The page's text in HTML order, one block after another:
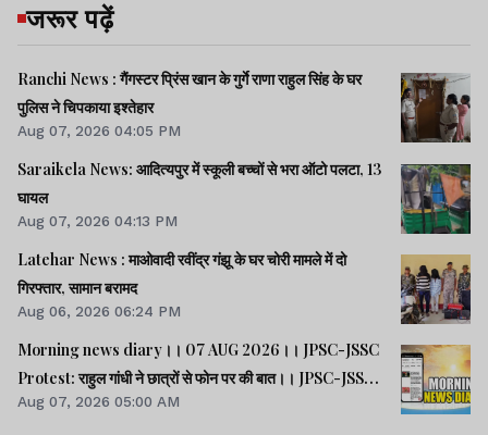
जरूर पढ़ें
Ranchi News : गैंगस्टर प्रिंस खान के गुर्गे राणा राहुल सिंह के घर
पुलिस ने चिपकाया इश्तेहार
Aug 07, 2026 04:05 PM
Saraikela News: आदित्यपुर में स्कूली बच्चों से भरा ऑटो पलटा, 13
घायल
Aug 07, 2026 04:13 PM
Latehar News : माओवादी रवींद्र गंझू के घर चोरी मामले में दो
गिरफ्तार, सामान बरामद
Aug 06, 2026 06:24 PM
Morning news diary।। 07 AUG 2026।। JPSC-JSSC
Protest: राहुल गांधी ने छात्रों से फोन पर की बात।। JPSC-JSSC
आंदोलन: छात्र प्रतिनिधि अपनी मांगों पर अड़े।। ACB ने नेक्सजेन के
Aug 07, 2026 05:00 AM